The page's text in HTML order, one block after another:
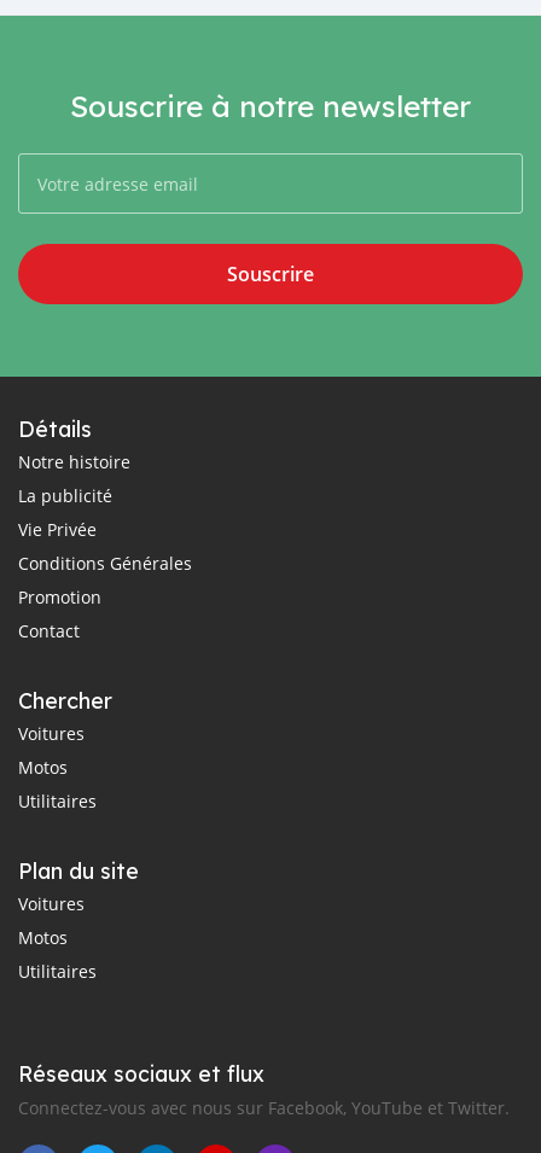
Souscrire à notre newsletter
Souscrire
Détails
Notre histoire
La publicité
Vie Privée
Conditions Générales
Promotion
Contact
Chercher
Voitures
Motos
Utilitaires
Plan du site
Voitures
Motos
Utilitaires
Réseaux sociaux et flux
Connectez-vous avec nous sur Facebook, YouTube et Twitter.